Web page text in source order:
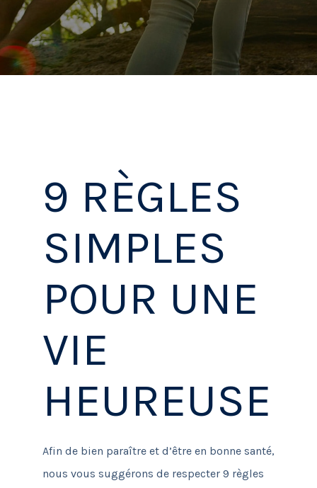
9 RÈGLES
SIMPLES
POUR UNE
VIE
HEUREUSE
Afin de bien paraître et d’être en bonne santé,
nous vous suggérons de respecter 9 règles